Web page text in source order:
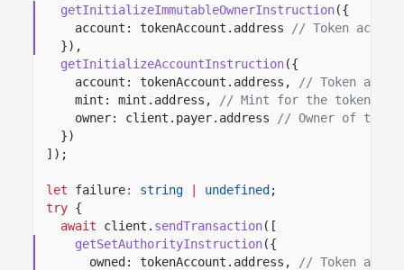
getInitializeImmutableOwnerInstruction({
account: tokenAccount.address
// Token
}),
getInitializeAccountInstruction({
account: tokenAccount.address,
// Token
mint: mint.address,
// Mint for the token
owner: client.payer.address
// Owner of the
})
]);
let failure: string undefined ;
try {
await
client. sendTransaction([
getSetAuthorityInstruction({
owned: tokenAccount.address,
// Token